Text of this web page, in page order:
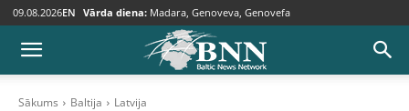
09.08.2026EN Vārda diena: Madara, Genoveva, Genovefa
Sākums Baltija Latvija